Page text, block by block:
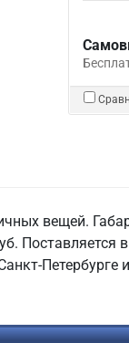
вещей.
Поставляется
Петербурге